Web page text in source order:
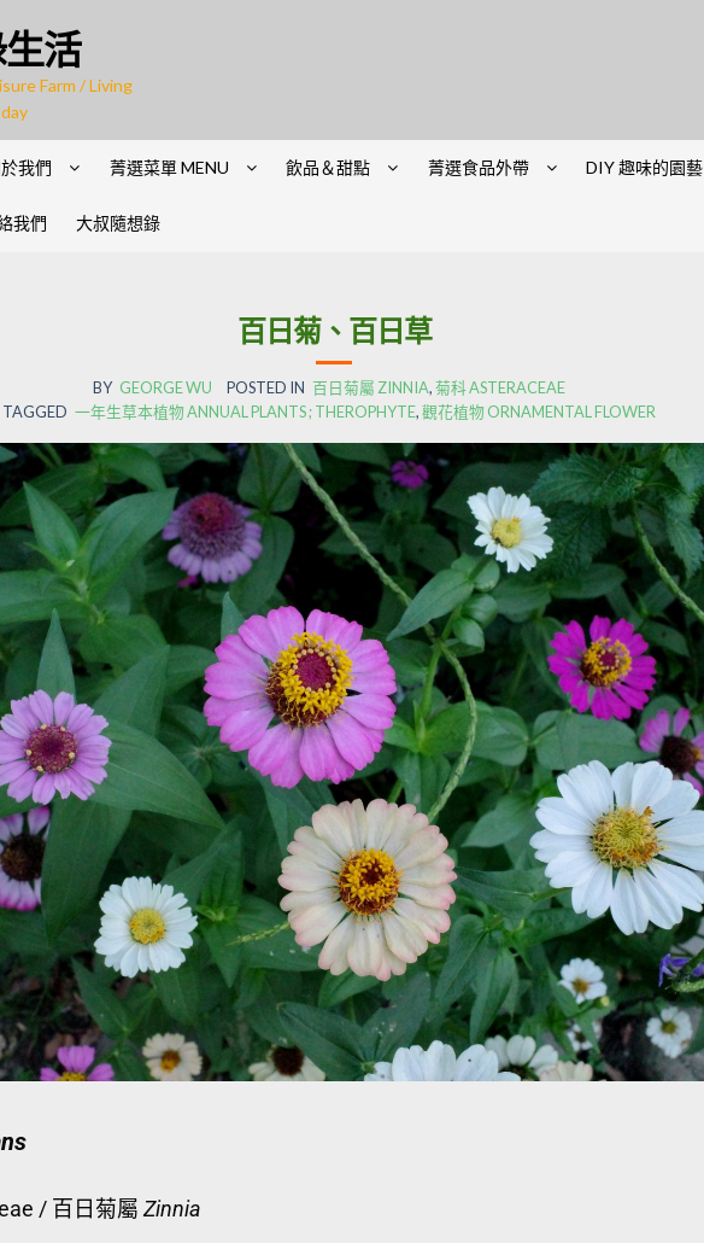
活
Farm / Living
我們 菁選菜單 MENU 飲品＆甜點 菁選食品外帶 DIY 趣味的園藝
我們 大叔隨想錄
百日菊、百日草
BY GEORGE WU POSTED IN 百日菊屬 ZINNIA,菊科 ASTERACEAE
TAGGED 一年生草本植物 ANNUAL PLANTS ; THEROPHYTE,觀花植物 ORNAMENTAL FLOWER
/ 百日菊屬 Zinnia